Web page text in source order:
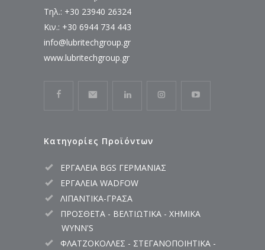
Τηλ.: +30 23940 26324
Κιν.: +30 6944 734 443
info@lubritechgroup.gr
www.lubritechgroup.gr
Κατηγορίες Προϊόντων
ΕΡΓΑΛΕΙΑ BGS ΓΕΡΜΑΝΙΑΣ
ΕΡΓΑΛΕΙΑ WADFOW
ΛΙΠΑΝΤΙΚΑ-ΓΡΑΣΑ
ΠΡΟΣΘΕΤΑ - ΒΕΛΤΙΩΤΙΚΑ - ΧΗΜΙΚΑ
WYNN'S
ΦΛΑΤΖΟΚΟΛΛΕΣ - ΣΤΕΓΑΝΟΠΟΙΗΤΙΚΑ -